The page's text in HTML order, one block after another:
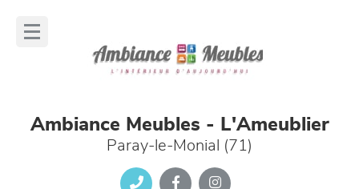
Ambiance Meubles - L'Ameublier
Paray-le-Monial (71)